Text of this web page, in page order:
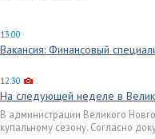
13:00
Вакансия: Финансовый
12:30
На следующей неделе в
В администрации Великого
купальному сезону. Согласно